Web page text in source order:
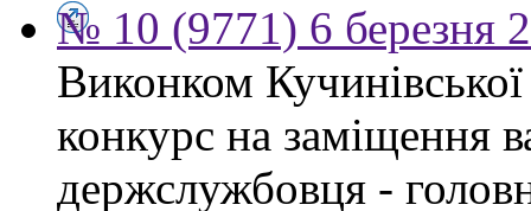
№ 10 (9771) 6 березня
Виконком
конкурс на заміщення
держслужбовця -